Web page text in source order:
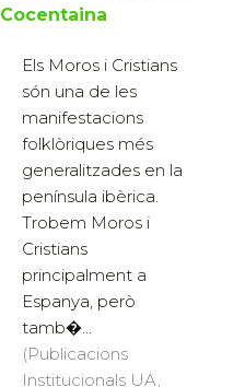
Cocentaina
Els Moros i Cristians
són una de les
manifestacions
folklòriques més
generalitzades en la
península ibèrica.
Trobem Moros i
Cristians
principalment a
Espanya, però
tamb�...
(Publicacions
Institucionals UA,